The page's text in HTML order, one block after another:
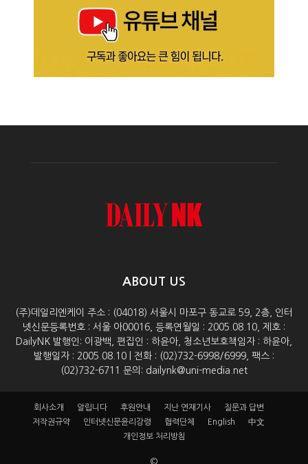
ABOUT US
(주)데일리엔케이 주소 : (04018) 서울시 마포구 동교로 59, 2층, 인터
넷신문등록번호 : 서울 아00016, 등록연월일 : 2005.08.10, 제호 :
DailyNK 발행인: 이광백, 편집인 : 하윤아, 청소년보호책임자 : 하윤아,
발행일자 : 2005.08.10 | 전화 : (02)732-6998/6999, 팩스 :
(02)732-6711 문의: dailynk@uni-media.net
회사소개 알립니다 후원안내 지난 연재기사
질문과 답변
저작권규약
인터넷신문윤리강령 협력단체 English
中文
개인정보 처리방침
©